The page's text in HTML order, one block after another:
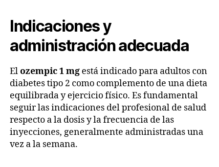
Indicaciones y
administración adecuada
Elozempic 1 mg está indicado para adultos con
diabetes tipo 2 como complemento de una dieta
equilibrada y ejercicio físico. Es fundamental
seguir las indicaciones del profesional de salud
respecto a la dosis y la frecuencia de las
inyecciones, generalmente administradas una
vez a la semana.